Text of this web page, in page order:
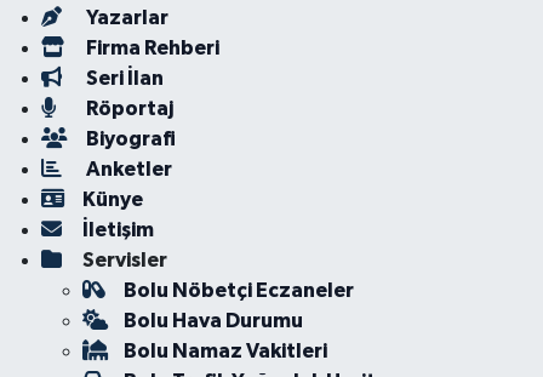
Yazarlar
Firma Rehberi
Seri İlan
Röportaj
Biyografi
Anketler
Künye
İletişim
Servisler
Bolu Nöbetçi Eczaneler
Bolu Hava Durumu
Bolu Namaz Vakitleri